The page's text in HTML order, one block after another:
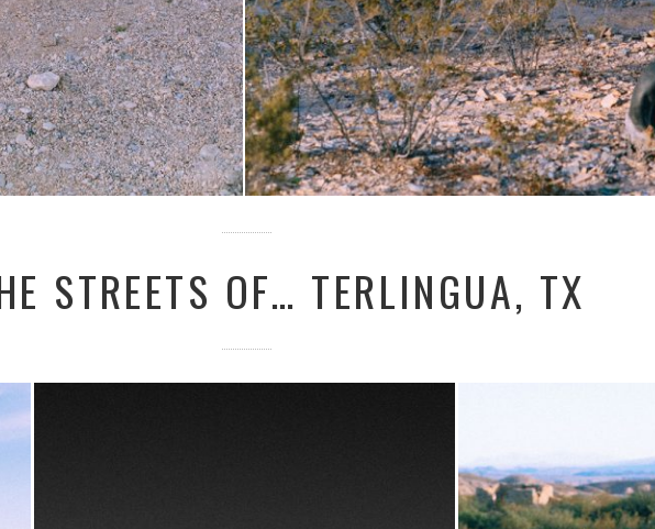
STREETS OF… TERLINGUA, TX